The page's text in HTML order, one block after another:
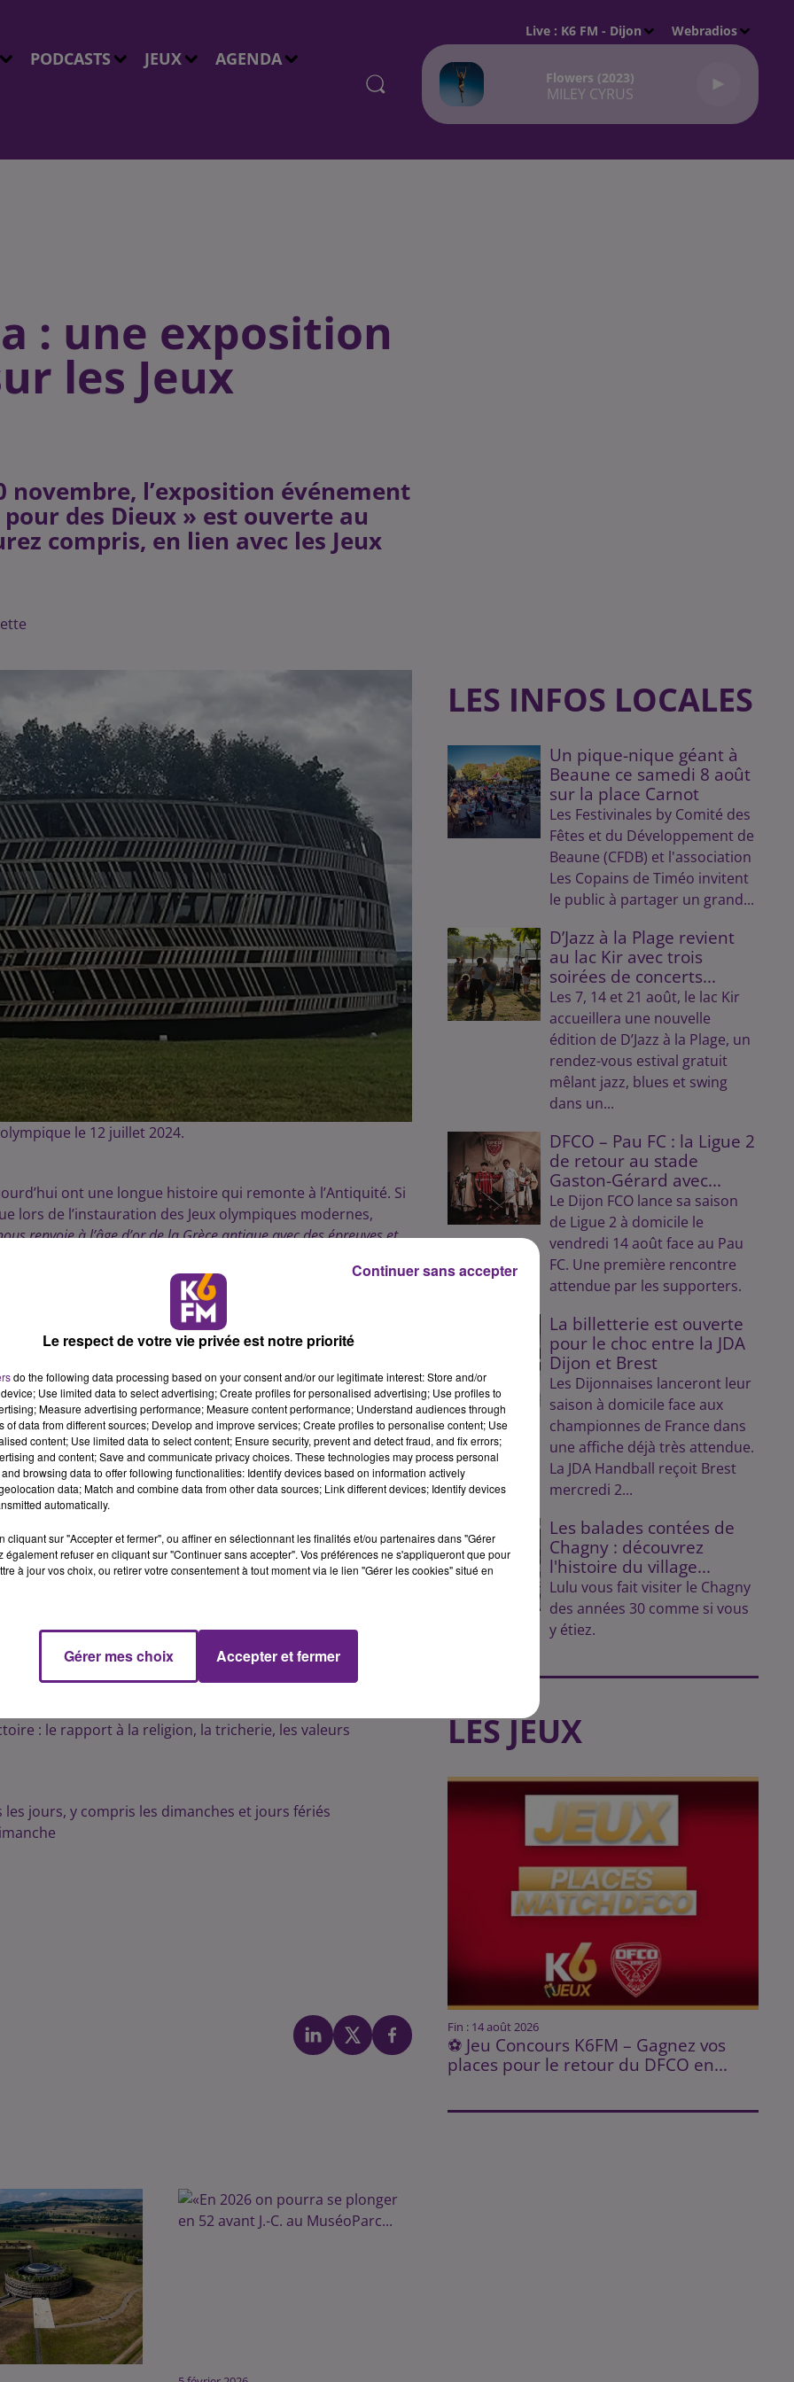
PODCASTS JEUX AGENDA
Live : K6 FM - Dijon Webradios
Flowers (2023)
MILEY CYRUS
: une exposition
les Jeux
novembre, l’exposition événement
des Dieux » est ouverte au
compris, en lien avec les Jeux
le 12 juillet 2024.
ont une longue histoire qui remonte à l’Antiquité. Si
lors de l’instauration des Jeux olympiques modernes,
renvoie à l’âge d’or de la Grèce antique avec des épreuves et
du public l’histoire des Jeux olympiques de
qui nous parviennent principalement des descriptions tirées
fouilles archéologiques : statues, vases, pièces de monnaie,
excellent moyen d’illustrer et de préciser les nombreuses
des Jeux olympiques, Olympie. »
dévoile un peu plus sur l'exposition :
qui font écho aux deux périodes de l’Antiquité et de
: le rapport à la religion, la tricherie, les valeurs
jours, y compris les dimanches et jours fériés
LES INFOS LOCALES
Un pique-nique géant à
Beaune ce samedi 8 août
sur la place Carnot
Les Festivinales by Comité des
Fêtes et du Développement de
Beaune (CFDB) et l'association
Les Copains de Timéo invitent
le public à partager un grand...
D’Jazz à la Plage revient
au lac Kir avec trois
soirées de concerts...
Les 7, 14 et 21 août, le lac Kir
accueillera une nouvelle
édition de D’Jazz à la Plage, un
rendez-vous estival gratuit
mêlant jazz, blues et swing
dans un...
DFCO – Pau FC : la Ligue 2
de retour au stade
Gaston-Gérard avec...
Le Dijon FCO lance sa saison
de Ligue 2 à domicile le
vendredi 14 août face au Pau
FC. Une première rencontre
attendue par les supporters.
La billetterie est ouverte
pour le choc entre la JDA
Dijon et Brest
Les Dijonnaises lanceront leur
saison à domicile face aux
championnes de France dans
une affiche déjà très attendue.
La JDA Handball reçoit Brest
mercredi 2...
Les balades contées de
Chagny : découvrez
l'histoire du village...
Lulu vous fait visiter le Chagny
des années 30 comme si vous
y étiez.
LES JEUX
Fin : 14 août 2026
⚽ Jeu Concours K6FM – Gagnez vos
places pour le retour du DFCO en...
Le respect de votre vie privée est notre priorité
do the following data processing based on your consent and/or our legitimate interest: Store and/or
Use limited data to select advertising; Create profiles for personalised advertising; Use profiles to
Measure advertising performance; Measure content performance; Understand audiences through
of data from different sources; Develop and improve services; Create profiles to personalise content; Use
content; Use limited data to select content; Ensure security, prevent and detect fraud, and fix errors;
and content; Save and communicate privacy choices. These technologies may process personal
browsing data to offer following functionalities: Identify devices based on information actively
data; Match and combine data from other data sources; Link different devices; Identify devices
automatically.
cliquant sur "Accepter et fermer", ou affiner en sélectionnant les finalités et/ou partenaires dans "Gérer
également refuser en cliquant sur "Continuer sans accepter". Vos préférences ne s'appliqueront que pour
à jour vos choix, ou retirer votre consentement à tout moment via le lien "Gérer les cookies" situé en
Gérer mes choix Accepter et fermer
Continuer sans accepter